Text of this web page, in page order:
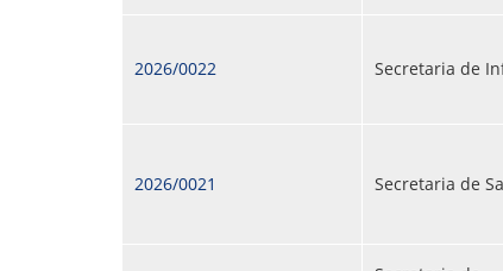
2026/0022 Secretaria de
2026/0021 Secretaria de